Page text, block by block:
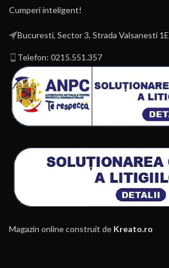
Cumperi inteligent!
Bucuresti, Sector 3, Strada Valsanesti 1E
Telefon: 0215.551.357
Magazin online construit de Kreato.ro